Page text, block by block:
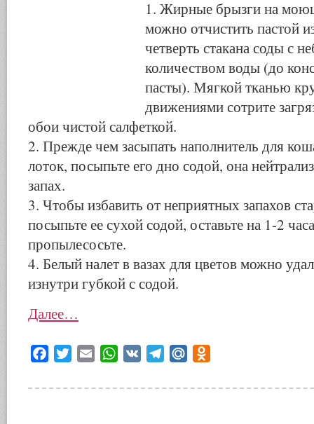
1. Жирные брызги на
можно отчистить пастой
четверть стакана соды с
количеством воды (до
пасты). Мягкой тканью
движениями сотрите
обои чистой салфеткой.
2. Прежде чем засыпать наполнитель для
лоток, посыпьте его дно содой, она
запах.
3. Чтобы избавить от неприятных запахов
посыпьте ее сухой содой, оставьте на 1-2
пропылесосьте.
4. Белый налет в вазах для цветов можно
изнутри губкой с содой.
Далее…
Facebook
Twitter Email WhatsApp
VK TelegramMail.Ru